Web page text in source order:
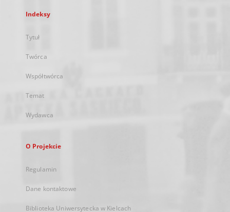
Indeksy
Tytuł
Twórca
Współtwórca
Temat
Wydawca
O Projekcie
Regulamin
Dane kontaktowe
Biblioteka Uniwersytecka w Kielcach